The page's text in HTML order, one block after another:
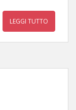
LEGGI TUTTO